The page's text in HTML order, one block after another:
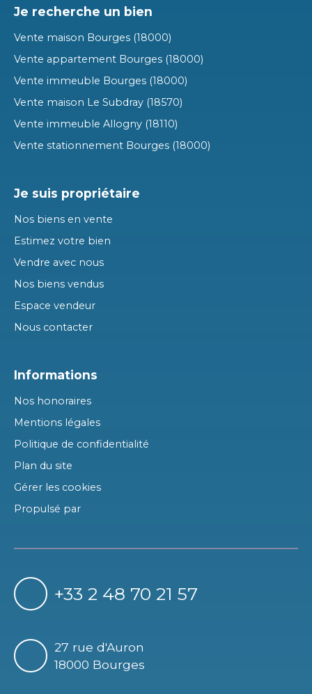
Je recherche un bien
Vente maison Bourges (18000)
Vente appartement Bourges (18000)
Vente immeuble Bourges (18000)
Vente maison Le Subdray (18570)
Vente immeuble Allogny (18110)
Vente stationnement Bourges (18000)
Je suis propriétaire
Nos biens en vente
Estimez votre bien
Vendre avec nous
Nos biens vendus
Espace vendeur
Nous contacter
Informations
Nos honoraires
Mentions légales
Politique de confidentialité
Plan du site
Gérer les cookies
Propulsé par
+33 2 48 70 21 57
27 rue d'Auron
18000 Bourges